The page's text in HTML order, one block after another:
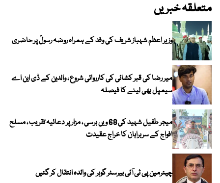
متعلقہ خبریں
وزیر اعظم شہباز شریف کی وفد کے ہمراہ روضہ رسولؐ پر حاضری
میر رضا کی قبر کشائی کی کارروائی شروع ، والدین کے ڈی این اے
سیمپل بھی لینے کا فیصلہ
میجر طفیل شہید کی 68 ویں برسی ، مزار پر دعائیہ تقریب ، مسلح
افواج کے سربراہان کا خراج عقیدت
چیئرمین پی ٹی آئی بیرسٹر گوہر کی والدہ انتقال کر گئیں